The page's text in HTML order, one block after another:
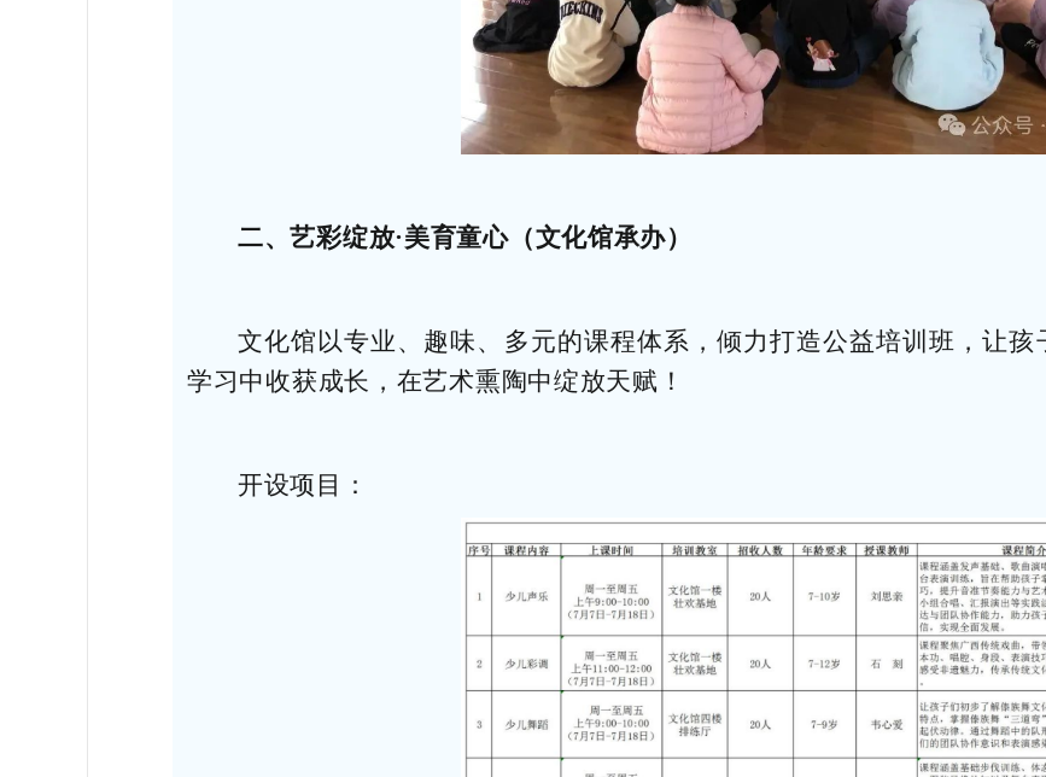
二、艺彩绽放·美育童心（文化馆承办）
文化馆以专业、趣味、多元的课程体系，倾力打造公益培训班，让
学习中收获成长，在艺术熏陶中绽放天赋！
开设项目：